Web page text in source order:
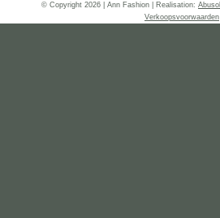
© Copyright 2026 | Ann Fashion | Realisation: Abusol
Verkoopsvoorwaarden